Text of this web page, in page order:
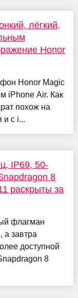
лёгкий,
Honor
Honor Magic
iPhone Air. Как
похож на
и с i...
IP69, 50-
8
раскрыты за
флагман
а завтра
доступной
8